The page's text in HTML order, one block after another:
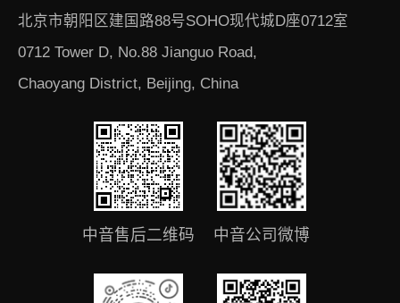
北京市朝阳区建国路88号SOHO现代城D座0712室
0712 Tower D, No.88 Jianguo Road,
Chaoyang District, Beijing, China
中音售后二维码 中音公司微博